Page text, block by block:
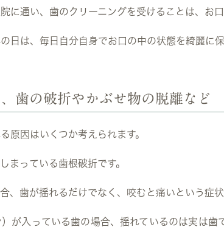
に通い、歯のクリーニングを受けることは、お
日は、毎日自分自身でお口の中の状態を綺麗に保
歯の破折やかぶせ物の脱離など
原因はいくつか考えられます。
まっている歯根破折です。
、歯が揺れるだけでなく、咬むと痛いという症状
が入っている歯の場合、揺れているのは実は